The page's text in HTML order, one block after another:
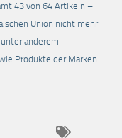
43 von 64 Artikeln –
Union nicht mehr
anderem
Produkte der Marken